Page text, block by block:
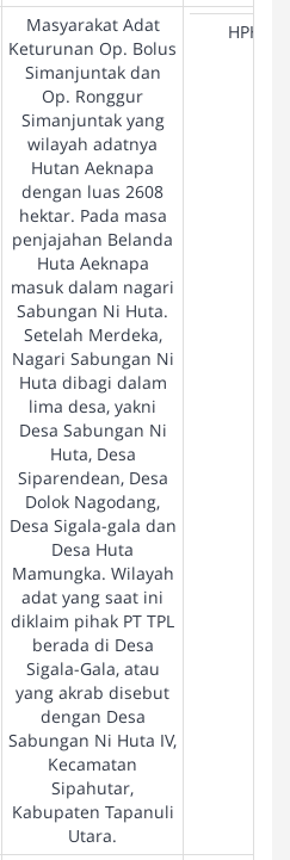
Masyarakat Adat
Keturunan Op. Bolus
Simanjuntak dan
Op. Ronggur
Simanjuntak yang
wilayah adatnya
Hutan Aeknapa
dengan luas 2608
hektar. Pada masa
penjajahan Belanda
Huta Aeknapa
masuk dalam nagari
Sabungan Ni Huta.
Setelah Merdeka,
Nagari Sabungan Ni
Huta dibagi dalam
lima desa, yakni
Desa Sabungan Ni
Huta, Desa
Siparendean, Desa
Dolok Nagodang,
Desa Sigala-gala dan
Desa Huta
Mamungka. Wilayah
adat yang saat ini
diklaim pihak PT TPL
berada di Desa
Sigala-Gala, atau
yang akrab disebut
dengan Desa
Sabungan Ni Huta IV,
Kecamatan
Sipahutar,
Kabupaten Tapanuli
Utara.
HPH